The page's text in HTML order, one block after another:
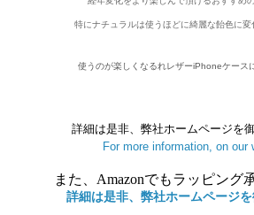
特にナチュラルは使うほどに綺麗な飴色に変
使うのが楽しくなるれレザーiPhoneケース
詳細は是非、弊社ホームページを
For more information, on our
また、Amazonでもラッピング
詳細は是非、弊社ホームページ